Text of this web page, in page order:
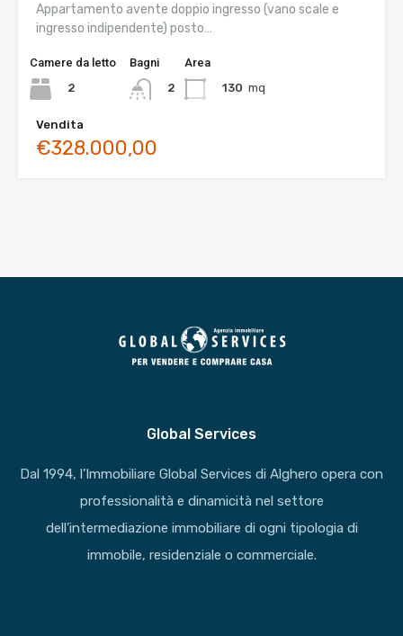
Appartamento avente doppio ingresso (vano scale e
ingresso indipendente) posto…
Camere da letto
2
Bagni
2
Area
130 mq
Vendita
€328.000,00
Global Services
Dal 1994, l’Immobiliare Global Services di Alghero opera con
professionalità e dinamicità nel settore
dell’intermediazione immobiliare di ogni tipologia di
immobile, residenziale o commerciale.